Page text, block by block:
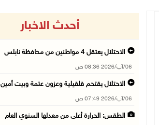
أحدث الاخبار
الاحتلال يعتقل 4 مواطنين من محافظة نابلس
06/آب/2026 08:36 ص
الاحتلال يقتحم قلقيلية وعزون عتمة وبيت أمين
06/آب/2026 07:49 ص
الطقس: الحرارة أعلى من معدلها السنوي العام